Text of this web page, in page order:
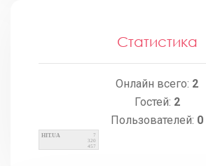
Статистика
Онлайн всего: 2
Гостей: 2
Пользователей: 0
HIT.UA
7
320
457